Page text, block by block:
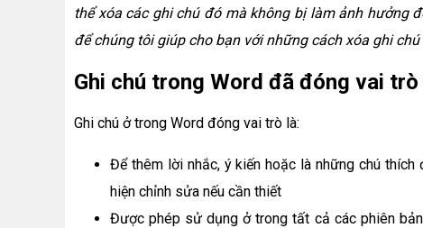
thể xóa các ghi chú đó mà không bị làm ảnh hưởng
để chúng tôi giúp cho bạn với những cách xóa ghi
Ghi chú trong Word đã đóng vai trò
Ghi chú ở trong Word đóng vai trò là:
Để thêm lời nhắc, ý kiến hoặc là những chú
hiện chỉnh sửa nếu cần thiết
Được phép sử dụng ở trong tất cả các phiên